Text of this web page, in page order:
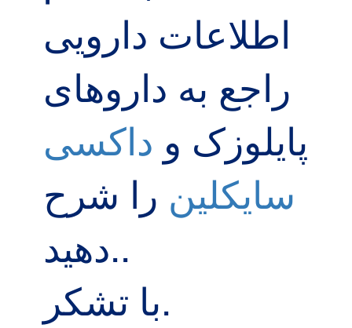
اطلاعات دارویی
راجع به داروهای
پایلوزک و داکسی
سایکلین را شرح
دهید..
با تشکر.